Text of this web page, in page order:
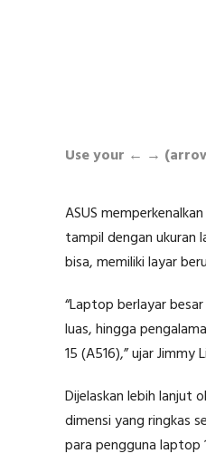
Use your ← →
ASUS
tampil dengan ukuran
bisa, memiliki layar
“Laptop berlayar
luas, hingga
15 (A516),” ujar Jimmy
Dijelaskan lebih lanjut
dimensi yang ringkas
para pengguna laptop